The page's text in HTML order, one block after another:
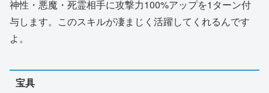
神性・悪魔・死霊相手に攻撃力100%アップを1ターン付
与します。このスキルが凄まじく活躍してくれるんです
よ。
宝具